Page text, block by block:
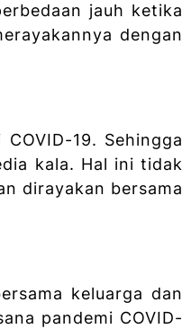
jauh ketika
dengan
19. Sehingga
kala. Hal ini tidak
dirayakan bersama
keluarga dan
pandemi COVID-